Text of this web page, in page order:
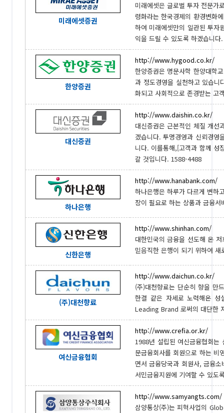
미래에셋증권
미래에셋은 글로벌 투자 전문가
령화라는 한국경제의 환경변화
하여 미래에셋만의 일관된 투자
익을 드릴 수 있도록 하겠습니
한양증권
http://www.hygood.co.kr/
한양증권은 명문사학 한양대학
과 정도경영을 실천하고 있습
화되고 사회적으로 존경받는 고
대신증권
http://www.daishin.co.kr/
대신증권은 근본적인 체질 개선
겠습니다. 투명경영과 신뢰경영
니다. 이를통해,[고객과 함께
갈 것입니다. 1588-4488
하나은행
http://www.hanabank.com/
하나은행은 하루가 다르게 변하
장이 필요로 하는 상품과 금융
신한은행
http://www.shinhan.com/
대한민국의 금융을 선도해 온
믿음직한 은행이 되기 위하여
(주)대천향료
http://www.daichun.co.kr/
(주)대천향료는 단순히 향을 만
한결 같은 자세로 노력해온 성
Leading Brand 로써의 대단한
여신금융협회
http://www.crefia.or.kr/
1988년 설립된 여신금융협회는
문금융회사를 회원으로 하는 비
면서 금융당국과 회원사, 금융
서민금융지원에 기여할 수 있도
http://www.samyangts.com/
삼양통상(주)는 피혁사업의